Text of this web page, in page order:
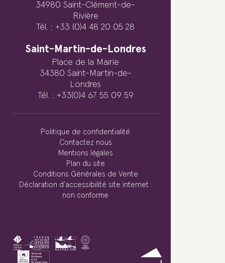
34980 Saint-Clément-de-
Rivière
Tél. : +33 (0)4 48 20 05 28
Saint-Martin-de-Londres
Place de la Mairie
34380 Saint-Martin-de-
Londres
Tél. : +33(0)4 67 55 09 59
Politique de confidentialité
Contactez nous
Mentions légales
Plan du site
Conditions Générales de Vente
Déclaration d’accessibilité site internet :
non conforme